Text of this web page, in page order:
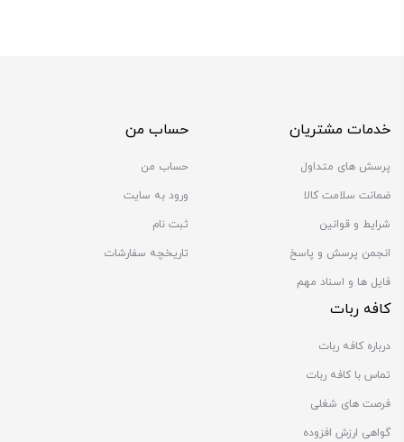
خدمات مشتریان
پرسش های متداول
ضمانت سلامت کالا
شرایط و قوانین
انجمن پرسش و پاسخ
فایل ها و اسناد مهم
حساب من
حساب من
ورود به سایت
ثبت نام
تاریخچه سفارشات
کافه ربات
درباره کافه ربات
تماس با کافه ربات
فرصت های شغلی
گواهی ارزش افزوده